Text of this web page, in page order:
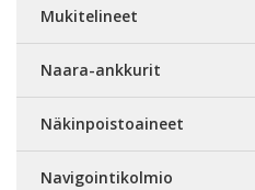
Mukitelineet
Naara-ankkurit
Näkinpoistoaineet
Navigointikolmio